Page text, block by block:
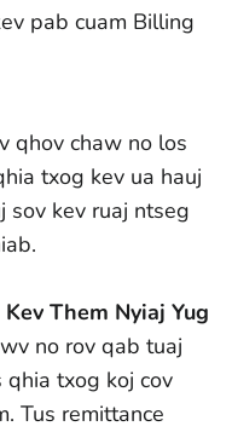
pab cuam Billing
qhov chaw no los
txog kev ua hauj
kev ruaj ntseg
Them Nyiaj Yug
no rov qab tuaj
qhia txog koj cov
Tus remittance